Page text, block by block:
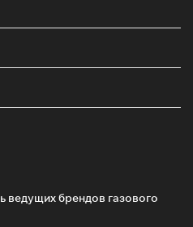
ведущих брендов газового